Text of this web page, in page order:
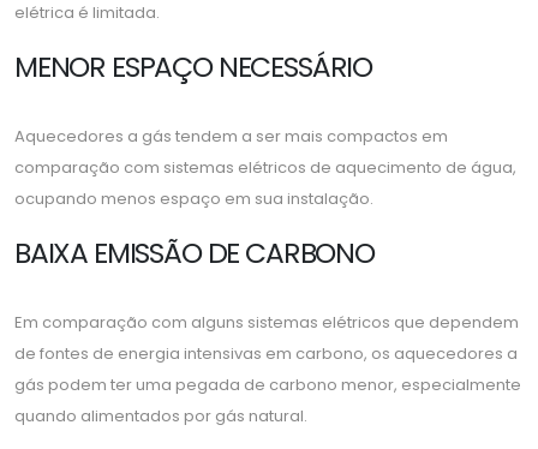
elétrica é limitada.
MENOR ESPAÇO NECESSÁRIO
Aquecedores a gás tendem a ser mais compactos em
comparação com sistemas elétricos de aquecimento de água,
ocupando menos espaço em sua instalação.
BAIXA EMISSÃO DE CARBONO
Em comparação com alguns sistemas elétricos que dependem
de fontes de energia intensivas em carbono, os aquecedores a
gás podem ter uma pegada de carbono menor, especialmente
quando alimentados por gás natural.